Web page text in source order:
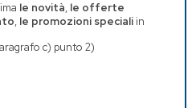
le novità, le offerte
, le promozioni specialiin
c) punto 2)